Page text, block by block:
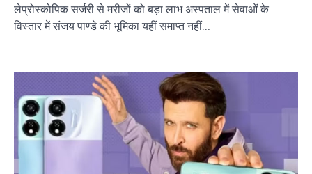
लेप्रोस्कोपिक सर्जरी से मरीजों को बड़ा लाभ अस्पताल में सेवाओं के
विस्तार में संजय पाण्डे की भूमिका यहीं समाप्त नहीं…